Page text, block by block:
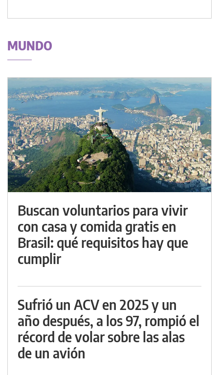
MUNDO
Buscan voluntarios para vivir
con casa y comida gratis en
Brasil: qué requisitos hay que
cumplir
Sufrió un ACV en 2025 y un
año después, a los 97, rompió el
récord de volar sobre las alas
de un avión